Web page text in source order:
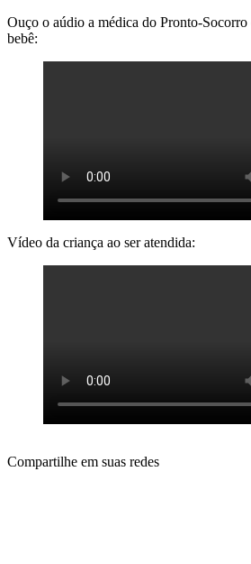
Ouço o aúdio a médica do Pronto-Socorro
bebê:
Vídeo da criança ao ser atendida:
Compartilhe em suas redes